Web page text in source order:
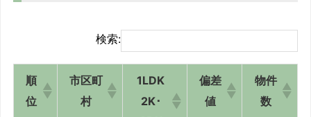
検索:
順
位
市区町
村
1LDK
2K･
偏差
値
物件
数